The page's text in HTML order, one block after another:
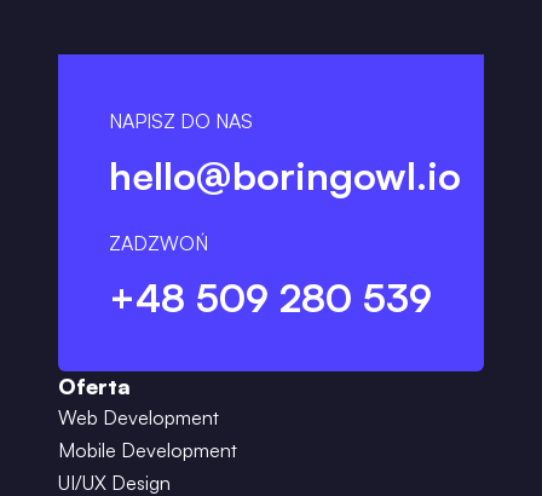
NAPISZ DO NAS
hello@boringowl.io
ZADZWOŃ
+48 509 280 539
Oferta
Web Development
Mobile Development
UI/UX Design